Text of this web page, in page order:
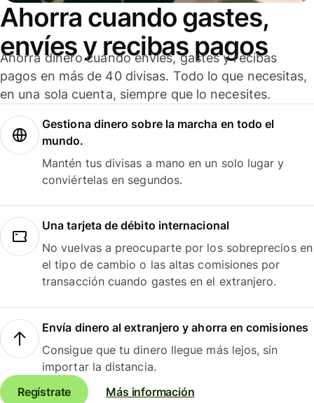
Ahorra cuando gastes,
envíes y recibas pagos
Ahorra dinero cuando envíes, gastes y recibas
pagos en más de 40 divisas. Todo lo que necesitas,
en una sola cuenta, siempre que lo necesites.
Gestiona dinero sobre la marcha en todo el
mundo.
Mantén tus divisas a mano en un solo lugar y
conviértelas en segundos.
Una tarjeta de débito internacional
No vuelvas a preocuparte por los sobreprecios en
el tipo de cambio o las altas comisiones por
transacción cuando gastes en el extranjero.
Envía dinero al extranjero y ahorra en comisiones
Consigue que tu dinero llegue más lejos, sin
importar la distancia.
Regístrate
Más información